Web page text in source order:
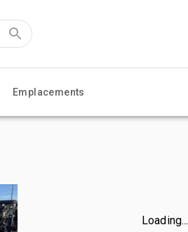
Emplacements
Loading...